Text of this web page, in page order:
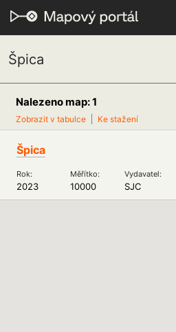
Špica
Nalezeno map: 1
Zobrazit v tabulce Ke stažení
Špica
Rok: Měřítko: Vydavatel:
2023 10000 SJC